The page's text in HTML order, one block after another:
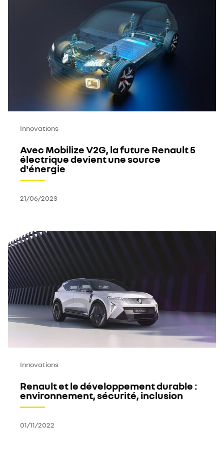
Innovations
Avec Mobilize V2G, la future Renault 5
électrique devient une source
d'énergie
21/06/2023
Innovations
Renault et le développement durable :
environnement, sécurité, inclusion
01/11/2022